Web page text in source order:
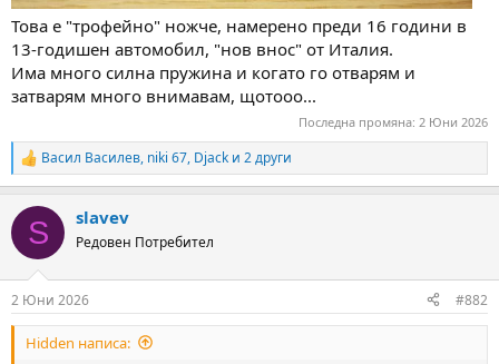
Това е "трофейно" ножче, намерено преди 16 години в
13-годишен автомобил, "нов внос" от Италия.
Има много силна пружина и когато го отварям и
затварям много внимавам, щотооо...
Последна промяна: 2 Юни 2026
R
e
c
i
s
:
Васил Василев, niki 67, Djack и 2 други
S slavev
Редовен Потребител
2 Юни 2026 #882
Hidden написа: